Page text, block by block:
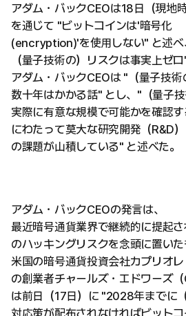
アダム・バックCEOは18日（現地
を通じて "ビットコインは'暗号化
(encryption)'を使用しない" と述べ
（量子技術の）リスクは事実上ゼ
アダム・バックCEOは "（量子技術
数十年はかかる話" とし、"（量子技
実際に有意な規模で可能かを確認
にわたって莫大な研究開発（R&D）
の課題が山積している" と述べた。
アダム・バックCEOの発言は、
最近暗号通貨業界で継続的に提起
のハッキングリスクを念頭に置いた
米国の暗号通貨投資会社カプリオレ
の創業者チャールズ・エドワーズ
は前日（17日）に "2028年までに
対応策が配布されなければビット